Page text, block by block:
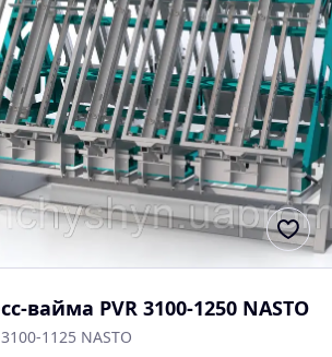
вайма PVR 3100-1250 NASTO
1125 NASTO